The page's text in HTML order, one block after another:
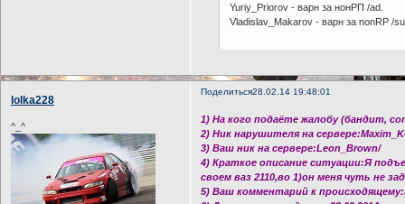
Yuriy_Priorov - варн за нонРП /ad.
Vladislav_Makarov - варн за nonRP /
Поделиться28.02.14 19:48:01
lolka228
^_^
1) На кого подаёте жалобу (бандит,
2) Ник нарушителя на
3) Ваш ник на сервере:Leon_Brown/
4) Краткое описание ситуации:Я
своем ваз 2110,во 1)он меня чуть не
5) Ваш комментарий к